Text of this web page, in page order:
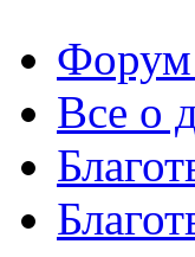
Форум
Все о